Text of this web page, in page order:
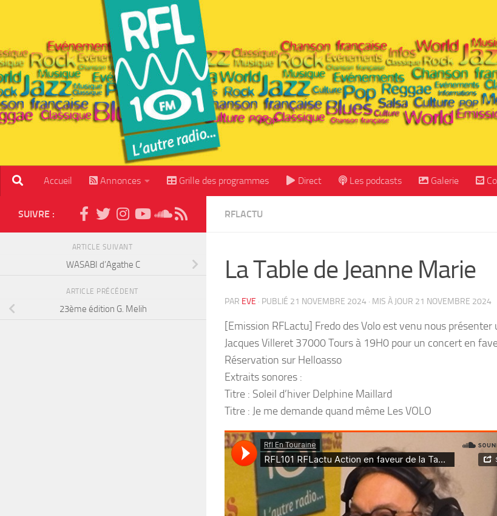
Accueil Annonces Grille des programmes Direct Les podcasts Galerie
RFLACTU
La Table de Jeanne Marie
PAR EVE · PUBLIÉ 21 NOVEMBRE 2024 · MIS À JOUR 21 NOVEMBRE 2024
[Emission RFLactu] Fredo des Volo est venu nous
Jacques Villeret 37000 Tours à 19H0 pour un concert en
Réservation sur Helloasso
Extraits sonores :
Titre : Soleil d’hiver Delphine Maillard
Titre : Je me demande quand même Les VOLO
SUIVRE :
ARTICLE SUIVANT
WASABI d’Agathe C
ARTICLE PRÉCÉDENT
23ème édition G. Melih